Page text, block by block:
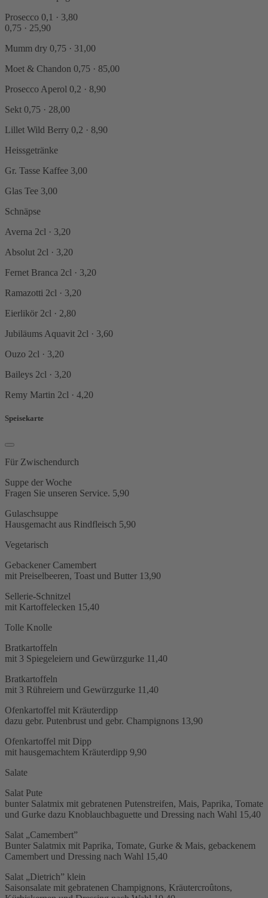
Prosecco 0,1 · 3,80
0,75 · 25,90
Mumm dry 0,75 · 31,00
Moet & Chandon 0,75 · 85,00
Prosecco Aperol 0,2 · 8,90
Sekt 0,75 · 28,00
Lillet Wild Berry 0,2 · 8,90
Heissgetränke
Gr. Tasse Kaffee 3,00
Glas Tee 3,00
Schnäpse
Averna 2cl · 3,20
Absolut 2cl · 3,20
Fernet Branca 2cl · 3,20
Ramazotti 2cl · 3,20
Eierlikör 2cl · 2,80
Jubiläums Aquavit 2cl · 3,60
Ouzo 2cl · 3,20
Baileys 2cl · 3,20
Remy Martin 2cl · 4,20
Speisekarte
Für Zwischendurch
Suppe der Woche
Fragen Sie unseren Service. 5,90
Gulaschsuppe
Hausgemacht aus Rindfleisch 5,90
Vegetarisch
Gebackener Camembert
mit Preiselbeeren, Toast und Butter 13,90
Sellerie-Schnitzel
mit Kartoffelecken 15,40
Tolle Knolle
Bratkartoffeln
mit 3 Spiegeleiern und Gewürzgurke 11,40
Bratkartoffeln
mit 3 Rühreiern und Gewürzgurke 11,40
Ofenkartoffel mit Kräuterdipp
dazu gebr. Putenbrust und gebr. Champignons 13,90
Ofenkartoffel mit Dipp
mit hausgemachtem Kräuterdipp 9,90
Salate
Salat Pute
bunter Salatmix mit gebratenen Putenstreifen, Mais, Paprika, Tomate
und Gurke dazu Knoblauchbaguette und Dressing nach Wahl 15,40
Salat „Camembert”
Bunter Salatmix mit Paprika, Tomate, Gurke & Mais, gebackenem
Camembert und Dressing nach Wahl 15,40
Salat „Dietrich” klein
Saisonsalate mit gebratenen Champignons, Kräutercroûtons,